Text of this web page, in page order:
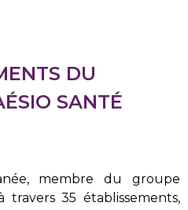
DU
SANTÉ
membre du groupe
travers 35 établissements,